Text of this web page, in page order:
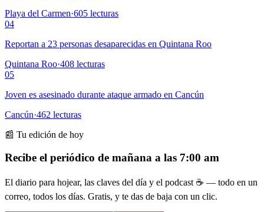
Playa del Carmen·605 lecturas
04
Reportan a 23 personas desaparecidas en Quintana Roo
Quintana Roo·408 lecturas
05
Joven es asesinado durante ataque armado en Cancún
Cancún·462 lecturas
📰 Tu edición de hoy
Recibe el periódico de mañana a las 7:00 am
El diario para hojear, las claves del día y el podcast ☕ — todo en un
correo, todos los días. Gratis, y te das de baja con un clic.